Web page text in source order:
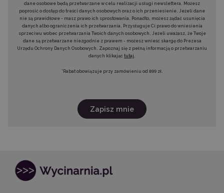
dane osobowe będą przetwarzane w celu realizacji usługi newslettera. Możesz
poprosić o dostęp do treści danych osobowych oraz o ich przeniesienie. Jeżeli dane
nie są prawidłowe - masz prawo ich sprostowania. Ponadto, możesz żądać usunięcia
danych albo ograniczenia ich przetwarzania. Przysługuje Ci prawo do wniesienia
sprzeciwu wobec przetwarzania Twoich danych osobowych. Jeżeli uważasz, że Twoje
dane są przetwarzane niezgodnie z prawem - możesz wnieść skargę do Prezesa
Urzędu Ochrony Danych Osobowych. Zapoznaj się z pełną informacją o przetwarzaniu
danych klikając tutaj
*Rabat obowiązuje przy zamówieniu od 899 zł.
Zapisz mnie